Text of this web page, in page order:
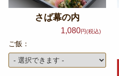
さば幕の内
1,080円(税込)
ご飯：